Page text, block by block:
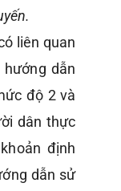
liên quan
dẫn
độ 2 và
dân thực
định
dẫn sử